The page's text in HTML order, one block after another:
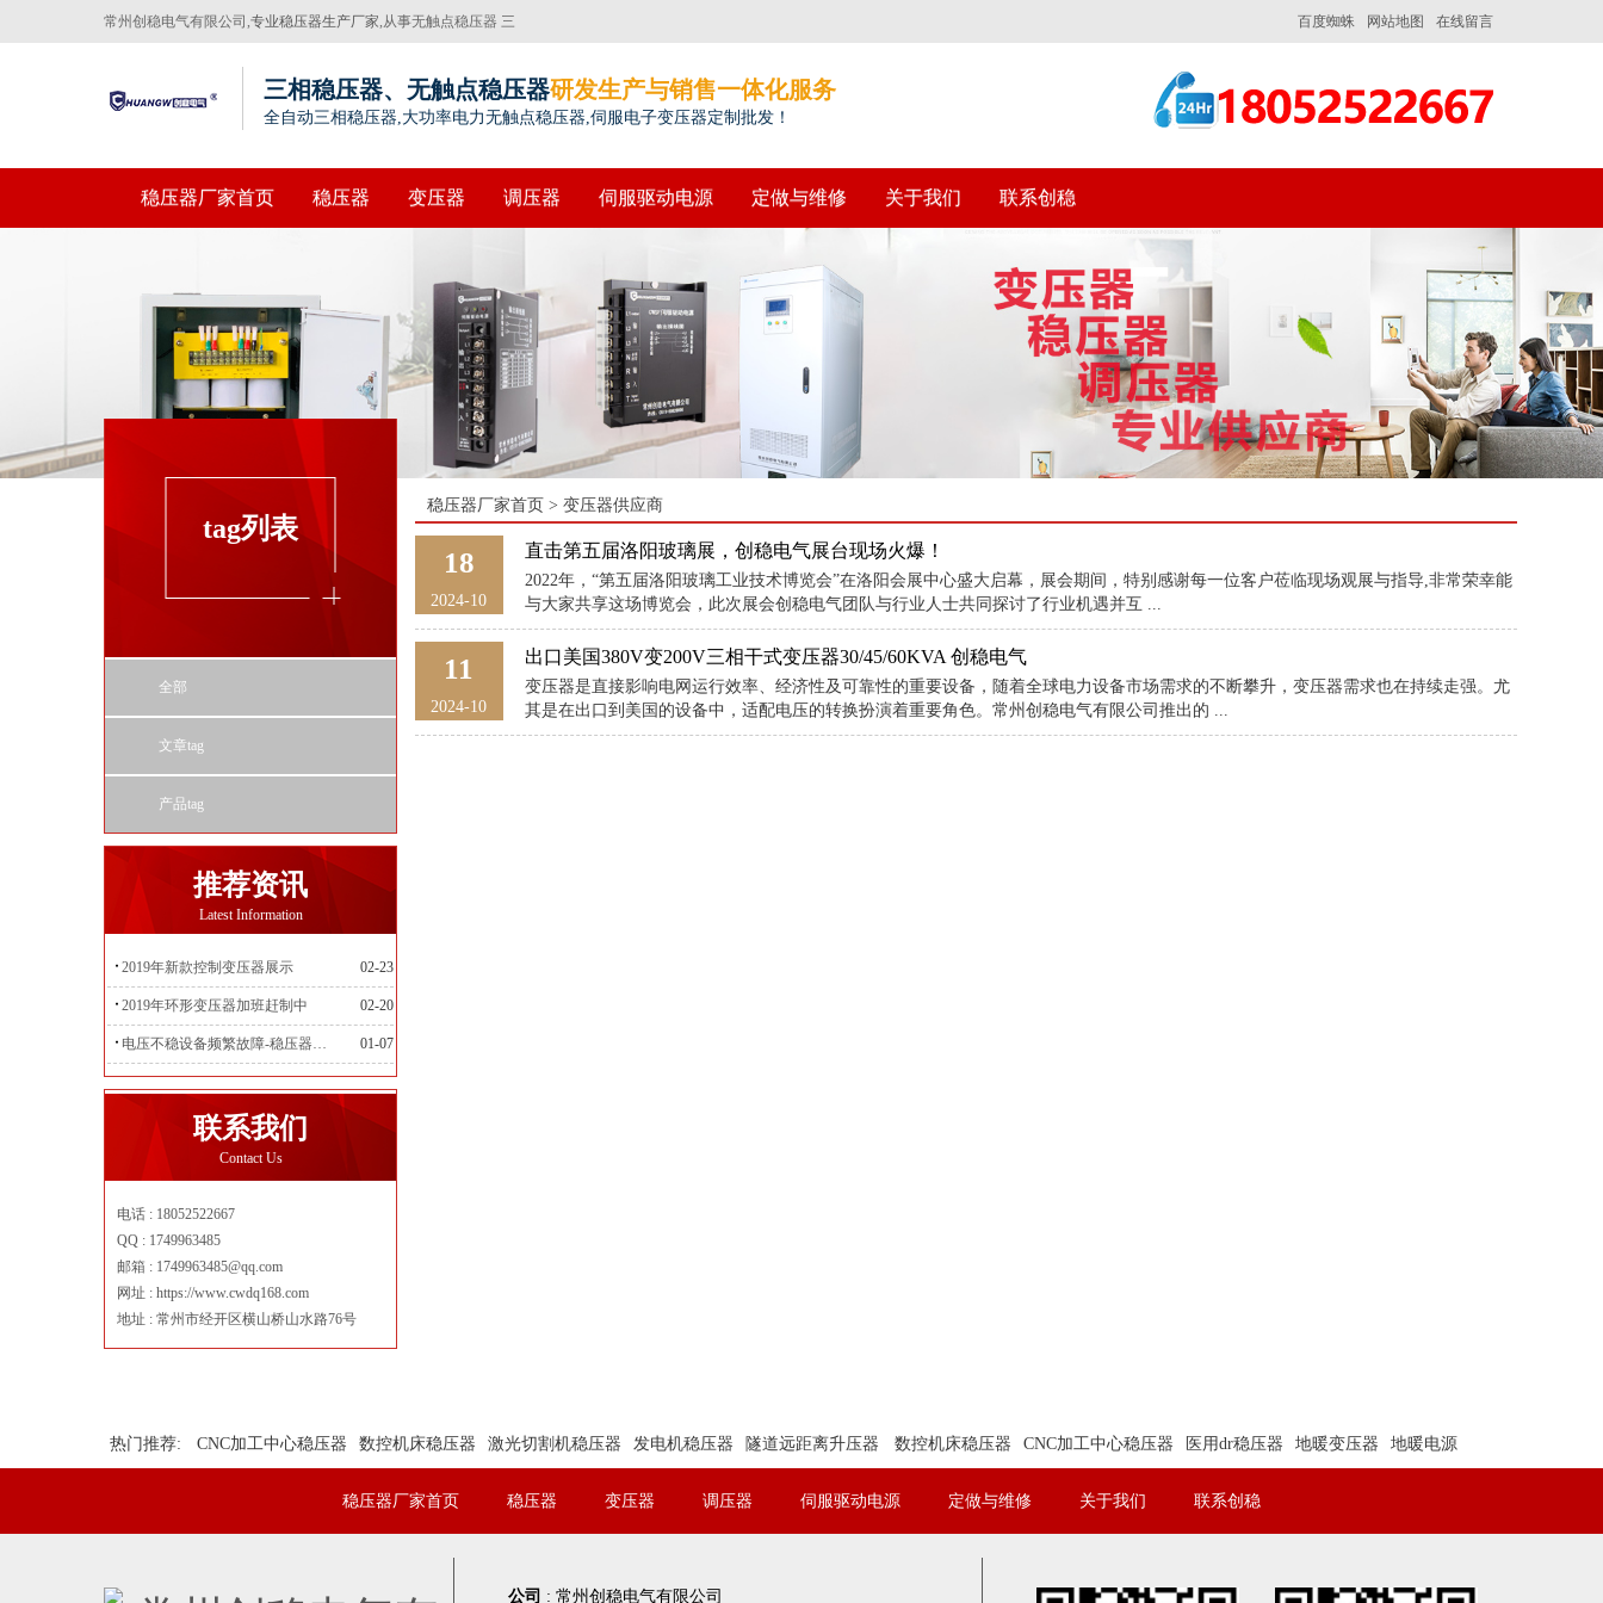
常州创稳电气有限公司,专业稳压器生产厂家,从事无触点稳压器 三
相稳压器，伺服电子变压器生产20年
在线留言
网站地图
百度蜘蛛
三相稳压器、无触点稳压器研发生产与销售一体化服务
全自动三相稳压器,大功率电力无触点稳压器,伺服电子变压器定制批发！
稳压器厂家首页 稳压器 变压器 调压器 伺服驱动电源 定做与维修 关于我们 联系创稳
tag列表
全部
文章tag
产品tag
推荐资讯
Latest Information
2019年新款控制变压器展示 02-23
2019年环形变压器加班赶制中 02-20
电压不稳设备频繁故障-稳压器来帮忙 01-07
联系我们
Contact Us
电话 : 18052522667
QQ : 1749963485
邮箱 : 1749963485@qq.com
网址 : https://www.cwdq168.com
地址 : 常州市经开区横山桥山水路76号
稳压器厂家首页 > 变压器供应商
18
2024-10
直击第五届洛阳玻璃展，创稳电气展台现场火爆！
2022年，“第五届洛阳玻璃工业技术博览会”在洛阳会展中心盛大启幕，展会期间，特别感谢每一位客户莅临现场观展与指导,非常荣幸能
与大家共享这场博览会，此次展会创稳电气团队与行业人士共同探讨了行业机遇并互 ...
11
2024-10
出口美国380V变200V三相干式变压器30/45/60KVA 创稳电气
变压器是直接影响电网运行效率、经济性及可靠性的重要设备，随着全球电力设备市场需求的不断攀升，变压器需求也在持续走强。尤
其是在出口到美国的设备中，适配电压的转换扮演着重要角色。常州创稳电气有限公司推出的 ...
热门推荐: CNC加工中心稳压器 数控机床稳压器 激光切割机稳压器 发电机稳压器 隧道远距离升压器 数控机床稳压器 CNC加工中心稳压器 医用dr稳压器 地暖变压器 地暖电源
稳压器厂家首页 稳压器 变压器 调压器 伺服驱动电源 定做与维修 关于我们 联系创稳
公司 : 常州创稳电气有限公司